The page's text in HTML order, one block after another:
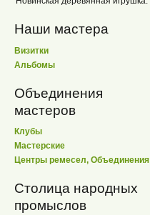
Наши мастера
Визитки
Альбомы
Объединения
мастеров
Клубы
Мастерские
Центры ремесел, Объединения
Столица народных
промыслов